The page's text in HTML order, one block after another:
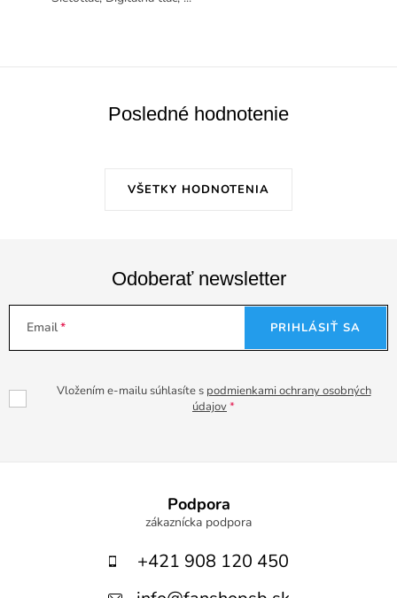
Posledné hodnotenie
VŠETKY HODNOTENIA
Odoberať newsletter
Email
Vložením e-mailu súhlasíte s podmienkami ochrany osobných
údajov
PRIHLÁSIŤ SA
Podpora
+421 908 120 450